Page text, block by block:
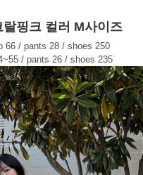
핑크 컬러 M사이즈
66 / pants 28 / shoes 250
/ pants 26 / shoes 235